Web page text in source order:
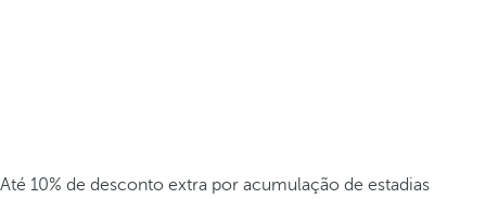
Até 10% de desconto extra por acumulação de estadias